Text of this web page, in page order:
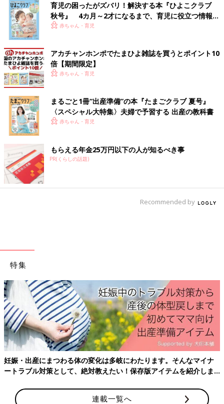
育児の困ったがズバリ！解決する本『ひよこクラブ
秋号』 4カ月～2才になるまで、育児に役立つ情報が
いっぱい！
赤ちゃん・育児
アカチャンホンポでたまひよ雑誌を買うとポイント10
倍【期間限定】
赤ちゃん・育児
まるごと1冊“出産準備”の本『たまごクラブ 夏号』
〈スペシャル大特集〉夫婦で予習する 出産の教科書
赤ちゃん・育児
もらえる年金25万円以下の人が知るべき事
PR(くらしの話題)
Recommended by
特集
妊娠・出産にまつわる体の変化は多岐にわたります。そんなマイナ
ートラブル対策として、絶対教えたい！保存版アイテムを紹介しま
連載一覧へ